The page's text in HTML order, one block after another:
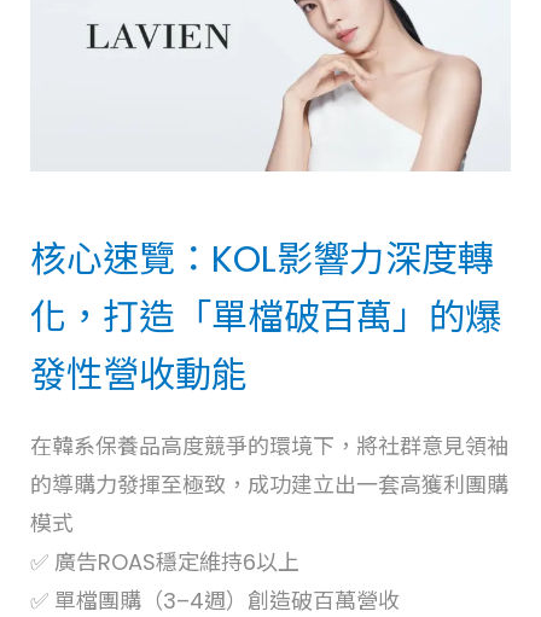
核心速覽：KOL影響力深度轉
化，打造「單檔破百萬」的爆
發性營收動能
在韓系保養品高度競爭的環境下，將社群意見領袖
的導購力發揮至極致，成功建立出一套高獲利團購
模式
✅ 廣告ROAS穩定維持6以上
✅ 單檔團購（3–4週）創造破百萬營收